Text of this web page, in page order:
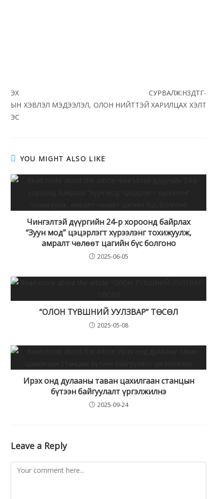
ЭХ СУРВАЛЖ:НЗДТГ-
ЫН ХЭВЛЭЛ МЭДЭЭЛЭЛ, ОЛОН НИЙТТЭЙ ХАРИЛЦАХ ХЭЛТ
ЭС
YOU MIGHT ALSO LIKE
Чингэлтэй дүүргийн 24-р хороонд байрлах
“Зуун мод” цэцэрлэгт хүрээлэнг тохижуулж,
амралт чөлөөт цагийн бүс болгоно
2025-06-05
“ОЛОН ТҮВШНИЙ УУЛЗВАР” ТӨСӨЛ
2025-05-08
Ирэх онд дулааны таван цахилгаан станцын
бүтээн байгуулалт үргэлжилнэ
2025-09-24
Leave a Reply